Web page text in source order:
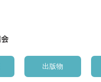
出版物